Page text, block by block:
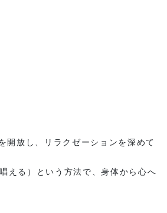
開放し、リラクゼーションを深めて
える）という方法で、身体から心へ